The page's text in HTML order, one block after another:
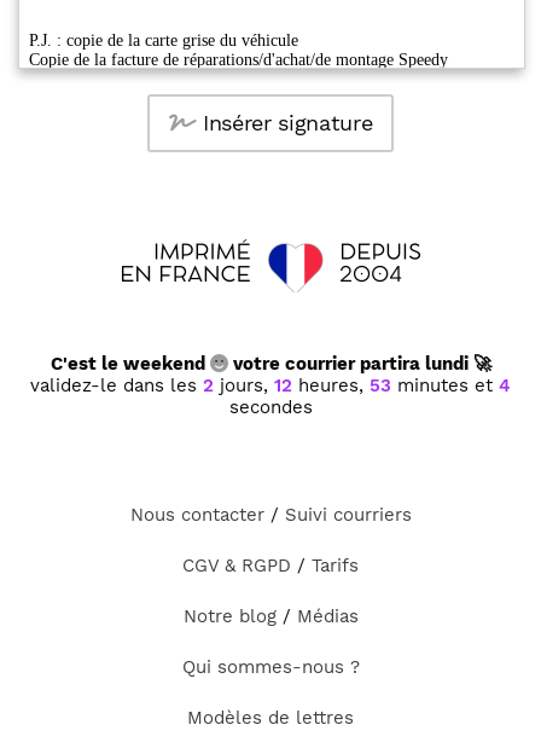
Insérer signature
C'est le weekend
votre courrier partira lundi 🚀
validez-le dans les 2 jours, 12 heures, 53 minutes et 4
secondes
Nous contacter/ Suivi courriers
CGV & RGPD / Tarifs
Notre blog/ Médias
Qui sommes-nous ?
Modèles de lettres